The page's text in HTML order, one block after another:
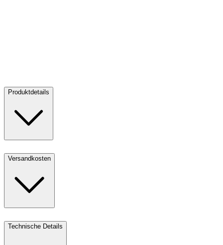
Produktdetails
Versandkosten
Technische Details